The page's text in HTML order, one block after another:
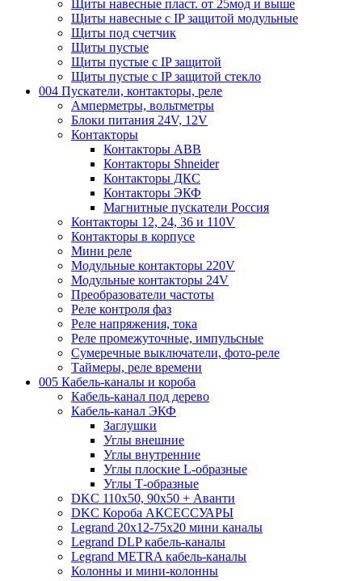
Щиты навесные пласт. от 25мод и выше
Щиты навесные с IP защитой модульные
Щиты под счетчик
Щиты пустые
Щиты пустые с IP защитой
Щиты пустые с IP защитой стекло
004 Пускатели, контакторы, реле
Амперметры, вольтметры
Блоки питания 24V, 12V
Контакторы
Контакторы ABB
Контакторы Shneider
Контакторы ДКС
Контакторы ЭКФ
Магнитные пускатели Россия
Контакторы 12, 24, 36 и 110V
Контакторы в корпусе
Мини реле
Модульные контакторы 220V
Модульные контакторы 24V
Преобразователи частоты
Реле контроля фаз
Реле напряжения, тока
Реле промежуточные, импульсные
Сумеречные выключатели, фото-реле
Таймеры, реле времени
005 Кабель-каналы и короба
Кабель-канал под дерево
Кабель-канал ЭКФ
Заглушки
Углы внешние
Углы внутренние
Углы плоские L-образные
Углы Т-образные
DKC 110х50, 90х50 + Аванти
DKC Короба АКСЕССУАРЫ
Legrand 20х12-75х20 мини каналы
Legrand DLP кабель-каналы
Legrand METRA кабель-каналы
Колонны и мини-колонны